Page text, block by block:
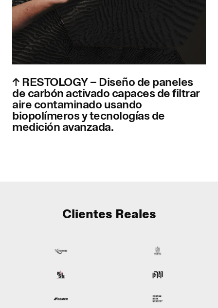
↑ RESTOLOGY – Diseño de paneles
de carbón activado capaces de filtrar
aire contaminado usando
biopolímeros y tecnologías de
medición avanzada.
Clientes Reales